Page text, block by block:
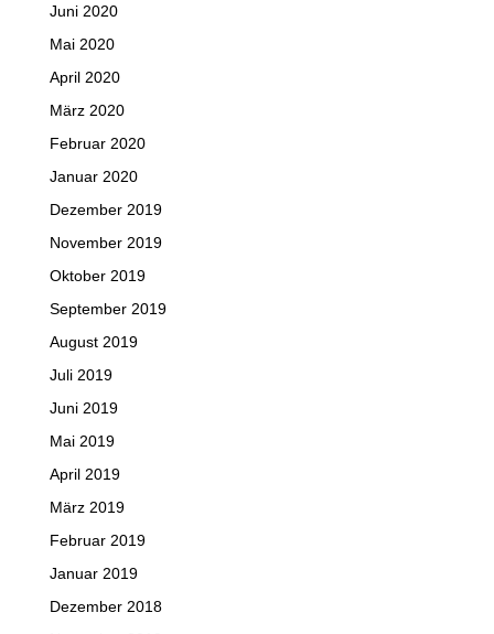
Juni 2020
Mai 2020
April 2020
März 2020
Februar 2020
Januar 2020
Dezember 2019
November 2019
Oktober 2019
September 2019
August 2019
Juli 2019
Juni 2019
Mai 2019
April 2019
März 2019
Februar 2019
Januar 2019
Dezember 2018